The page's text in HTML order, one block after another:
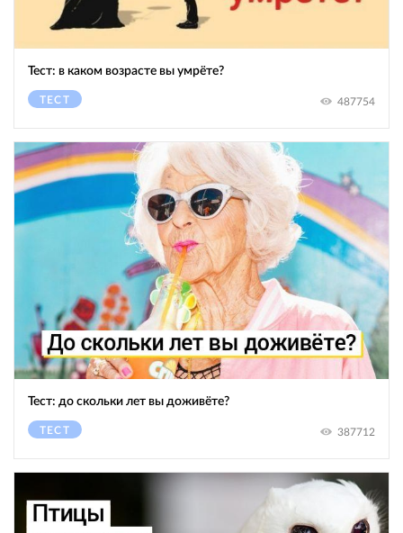
Тест: в каком возрасте вы умрёте?
ТЕСТ 487754
Тест: до скольки лет вы доживёте?
ТЕСТ 387712